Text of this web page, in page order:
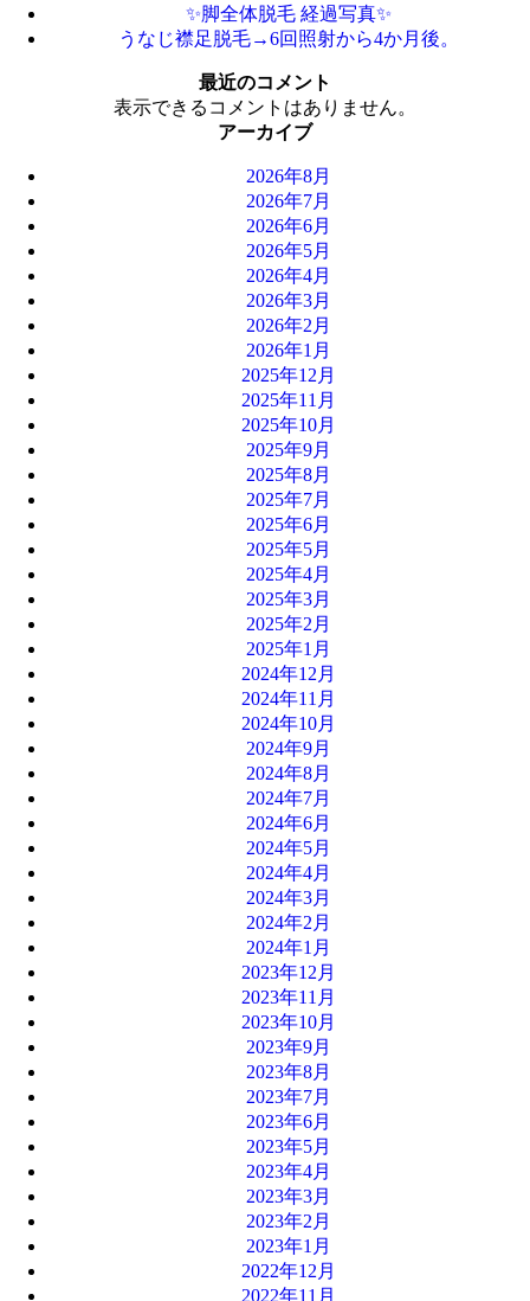
✨脚全体脱毛 経過写真✨
うなじ襟足脱毛→6回照射から4か月後。
最近のコメント
表示できるコメントはありません。
アーカイブ
2026年8月
2026年7月
2026年6月
2026年5月
2026年4月
2026年3月
2026年2月
2026年1月
2025年12月
2025年11月
2025年10月
2025年9月
2025年8月
2025年7月
2025年6月
2025年5月
2025年4月
2025年3月
2025年2月
2025年1月
2024年12月
2024年11月
2024年10月
2024年9月
2024年8月
2024年7月
2024年6月
2024年5月
2024年4月
2024年3月
2024年2月
2024年1月
2023年12月
2023年11月
2023年10月
2023年9月
2023年8月
2023年7月
2023年6月
2023年5月
2023年4月
2023年3月
2023年2月
2023年1月
2022年12月
2022年11月